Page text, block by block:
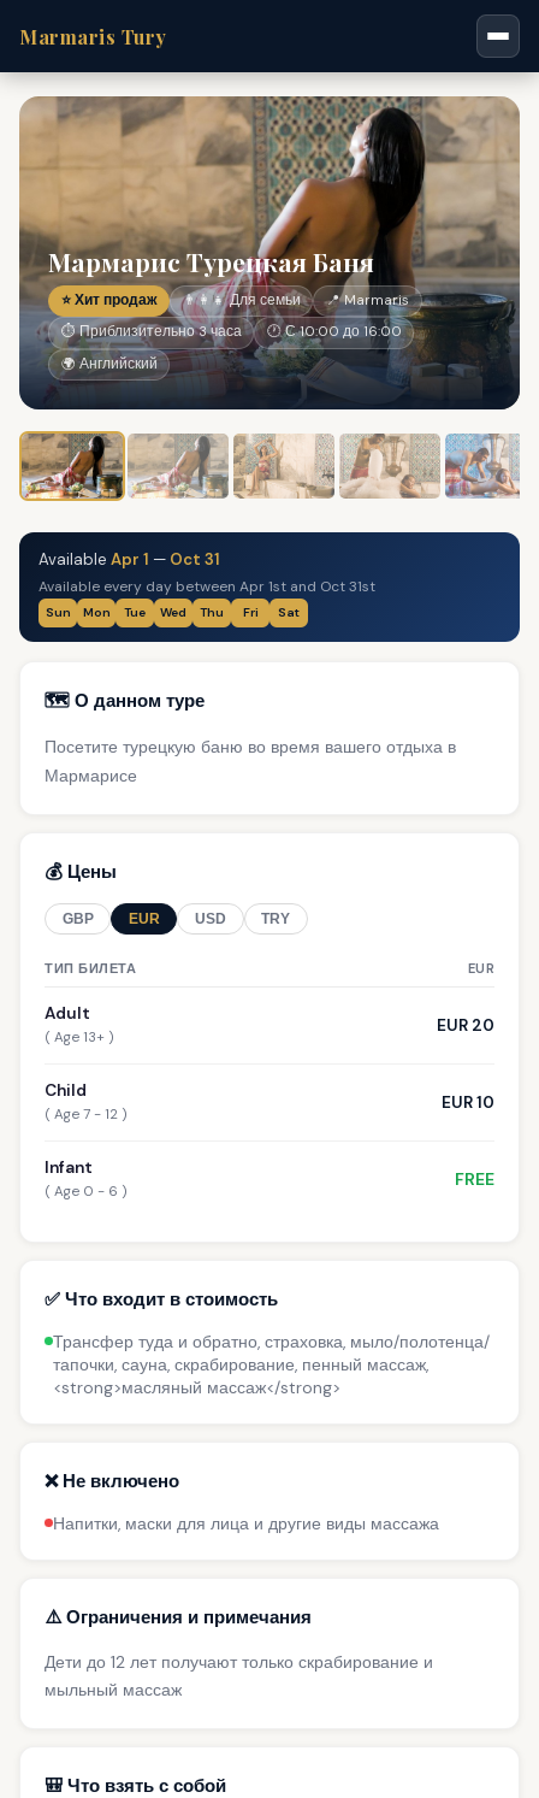
Marmaris Tury
Мармарис Турецкая Баня
⭐ Хит продаж 👨‍👩‍👧 Для семьи
📍 Marmaris
⏱ Приблизительно 3 часа
🕐 С 10:00 до 16:00
🌍 Английский
Available Apr 1 — Oct 31
Available every day between Apr 1st and Oct 31st
Sun Mon Tue Wed Thu Fri Sat
🗺️ О данном туре
Посетите турецкую баню во время вашего отдыха в
Мармарисе
💰 Цены
GBP EUR USD TRY
ТИП БИЛЕТА EUR
Adult
( Age 13+ )
EUR 20
Child
( Age 7 - 12 )
EUR 10
Infant
( Age 0 - 6 )
FREE
✅ Что входит в стоимость
Трансфер туда и обратно, страховка, мыло/полотенца/
тапочки, сауна, скрабирование, пенный массаж,
<strong>масляный массаж</strong>
❌ Не включено
Напитки, маски для лица и другие виды массажа
⚠️ Ограничения и примечания
Дети до 12 лет получают только скрабирование и
мыльный массаж
🎒 Что взять с собой